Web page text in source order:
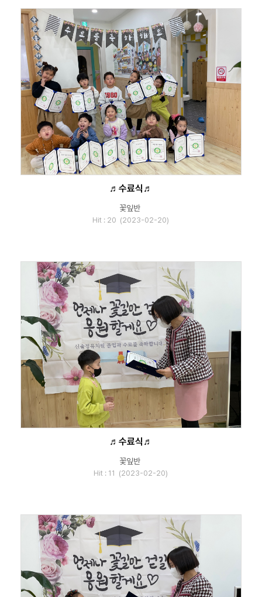
♬수료식♬
꽃잎반
Hit : 20 (2023-02-20)
♬수료식♬
꽃잎반
Hit : 11 (2023-02-20)